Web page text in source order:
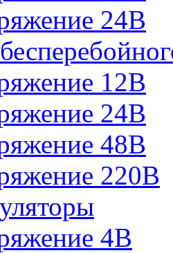
24В
12В
24В
48В
220В
4В